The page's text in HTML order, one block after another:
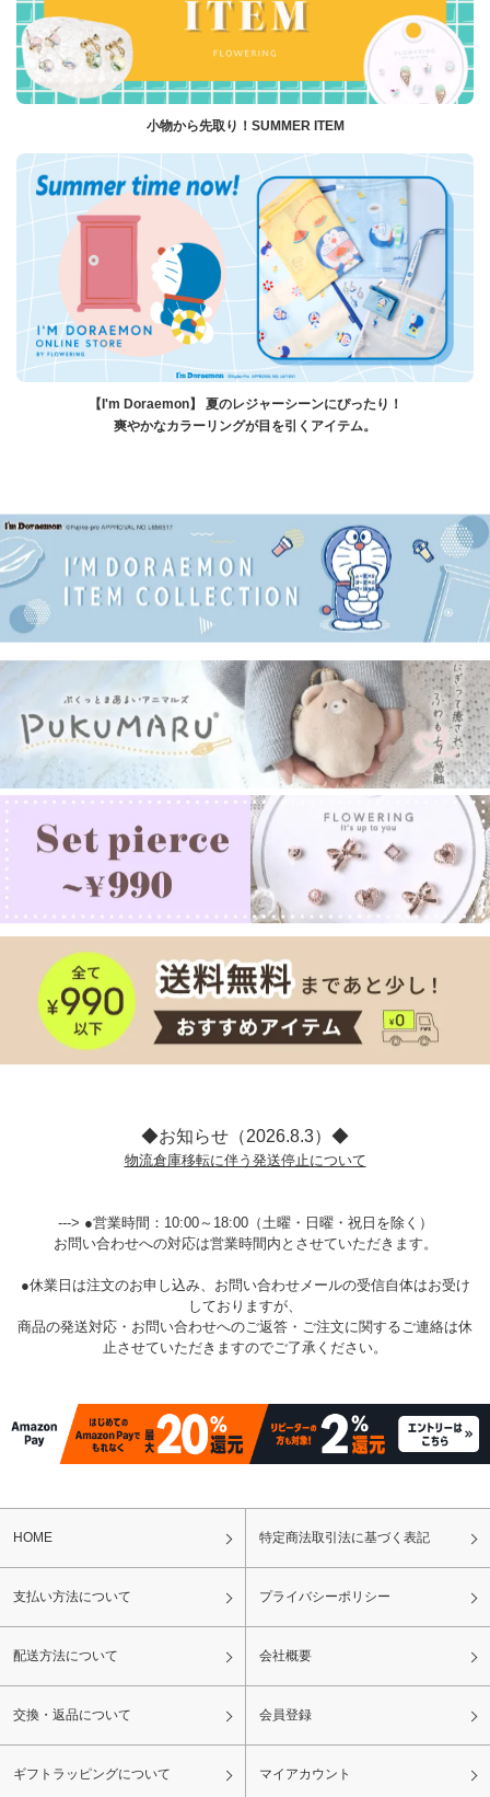
小物から先取り！SUMMER ITEM
【I'm Doraemon】 夏のレジャーシーンにぴったり！
爽やかなカラーリングが目を引くアイテム。
◆お知らせ（2026.8.3）◆
物流倉庫移転に伴う発送停止について
---> ●営業時間：10:00～18:00（土曜・日曜・祝日を除く）
お問い合わせへの対応は営業時間内とさせていただきます。
●休業日は注文のお申し込み、お問い合わせメールの受信自体はお受け
しておりますが、
商品の発送対応・お問い合わせへのご返答・ご注文に関するご連絡は休
止させていただきますのでご了承ください。
HOME 特定商法取引法に基づく表記
支払い方法について プライバシーポリシー
配送方法について 会社概要
交換・返品について 会員登録
ギフトラッピングについて マイアカウント